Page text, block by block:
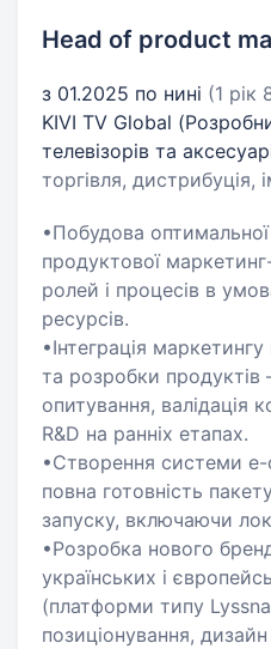
Head of product
з 01.2025 по нині (1 рік
KIVI TV Global
телевізорів та
торгівля, дистрибуція,
•Побудова
продуктової
ролей і процесів в
ресурсів.
•Інтеграція
та розробки
опитування, валідація
R&D на ранніх етапах.
•Створення системи
повна готовність
запуску, включаючи
•Розробка нового
українських і
(платформи типу
позиціонування,